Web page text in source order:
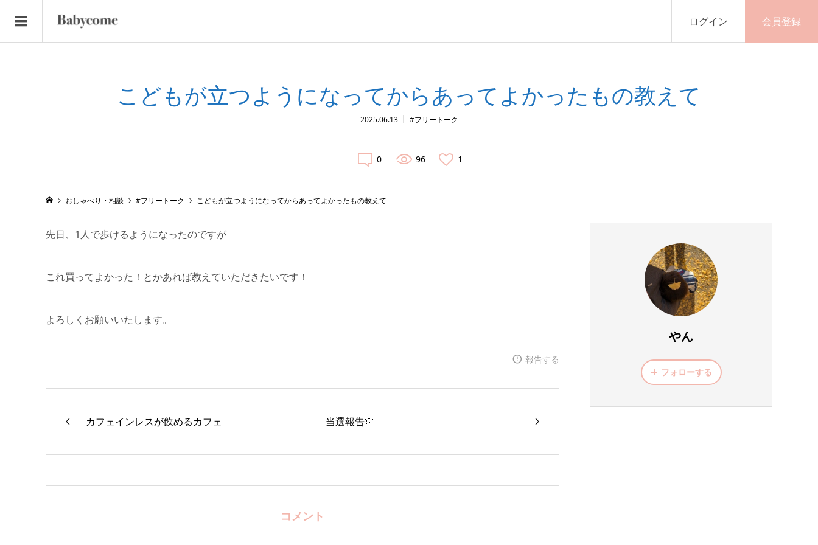
ログイン 会員登録
こどもが立つようになってからあってよかったもの教えて
2025.06.13 #フリートーク
0 96 1
おしゃべり・相談 #フリートーク こどもが立つようになってからあってよかったもの教えて
先日、1人で歩けるようになったのですが
これ買ってよかった！とかあれば教えていただきたいです！
よろしくお願いいたします。
報告する
カフェインレスが飲めるカフェ 当選報告🎊
コメント
やん
フォローする